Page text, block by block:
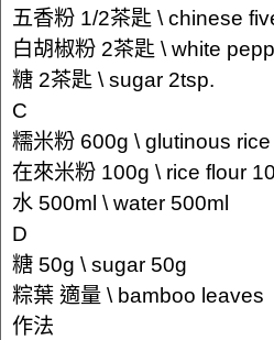
五香粉 1/2茶匙 \ chinese
白胡椒粉 2茶匙 \ white
糖 2茶匙 \ sugar 2tsp.
C
糯米粉 600g \ glutinous
在來米粉 100g \ rice flour
水 500ml \ water 500ml
D
糖 50g \ sugar 50g
粽葉 適量 \ bamboo leaves
作法